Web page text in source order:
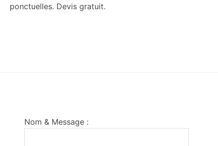
ponctuelles. Devis gratuit.
Nom & Message :